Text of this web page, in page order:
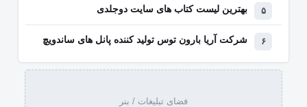
بهترین لیست کتاب‌ های سایت دوجلدی
شرکت آریا بارون توس تولید کننده پانل های ساندویچ
فضای تبلیغات / بنر